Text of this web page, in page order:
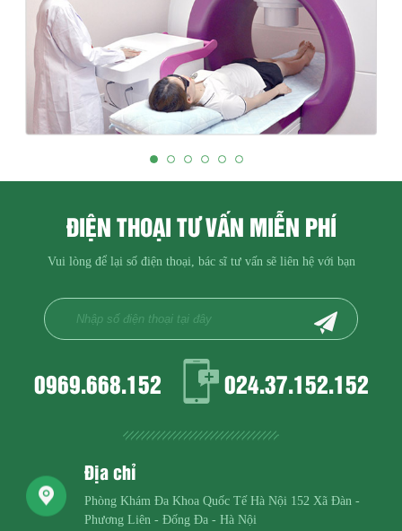
ĐIỆN THOẠI TƯ VẤN MIỄN PHÍ
Vui lòng để lại số điện thoại, bác sĩ tư vấn sẽ liên hệ với bạn
0969.668.152 024.37.152.152
Địa chỉ
Phòng Khám Đa Khoa Quốc Tế Hà Nội 152 Xã Đàn -
Phương Liên - Đống Đa - Hà Nội